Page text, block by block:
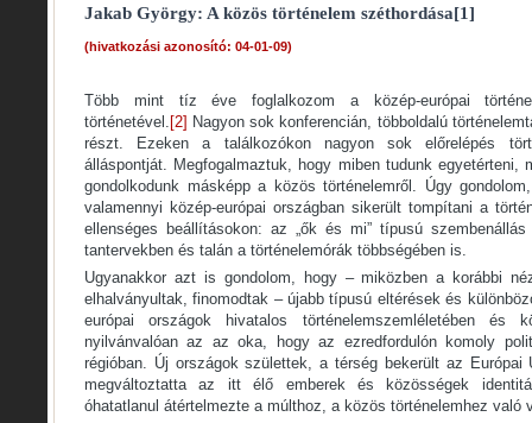
Jakab György: A közös történelem széthordása[1]
(hivatkozási azonosító: 04-01-09)
Több mint tíz éve foglalkozom a közép-európai
történetével. [2] Nagyon sok konferencián, többoldalú
részt. Ezeken a találkozókon nagyon sok előrelépés
álláspontját. Megfogalmaztuk, hogy miben tudunk egyetérteni,
gondolkodunk másképp a közös történelemről. Úgy
valamennyi közép-európai országban sikerült tompítani a
ellenséges beállításokon: az „ők és mi” típusú
tantervekben és talán a történelemórák többségében is.
Ugyanakkor azt is gondolom, hogy – miközben a korábbi
elhalványultak, finomodtak – újabb típusú eltérések és
európai országok hivatalos történelemszemléletében és
nyilvánvalóan az az oka, hogy az ezredfordulón komoly
régióban. Új országok születtek, a térség bekerült az Európai
megváltoztatta az itt élő emberek és közösségek
óhatatlanul átértelmezte a múlthoz, a közös történelemhez való